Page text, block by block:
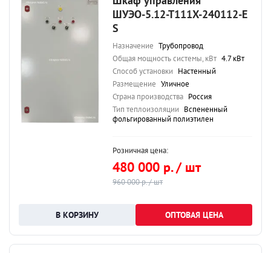
ШУЭО-5.12-Т111Х-240112-Е
S
Назначение Трубопровод
Общая мощность системы, кВт 4.7 кВт
Способ установки Настенный
Размещение Уличное
Страна производства Россия
Тип теплоизоляции Вспененный
фольгированный полиэтилен
Розничная цена:
480 000 р. / шт
960 000 р. / шт
ОПТОВАЯ ЦЕНА